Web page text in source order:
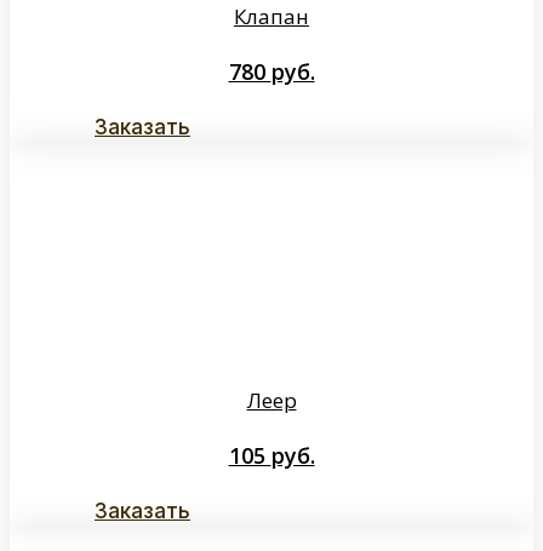
Клапан
780 руб.
Заказать
Леер
105 руб.
Заказать